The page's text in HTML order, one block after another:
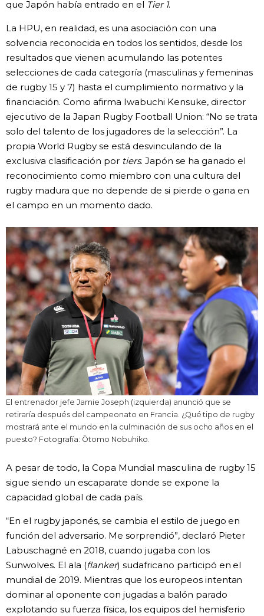
que Japón había entrado en el Tier 1.
La HPU, en realidad, es una asociación con una
solvencia reconocida en todos los sentidos, desde los
resultados que vienen acumulando las potentes
selecciones de cada categoría (masculinas y femeninas
de rugby 15 y 7) hasta el cumplimiento normativo y la
financiación. Como afirma Iwabuchi Kensuke, director
ejecutivo de la Japan Rugby Football Union: “No se trata
solo del talento de los jugadores de la selección”. La
propia World Rugby se está desvinculando de la
exclusiva clasificación por tiers. Japón se ha ganado el
reconocimiento como miembro con una cultura del
rugby madura que no depende de si pierde o gana en
el campo en un momento dado.
El entrenador jefe Jamie Joseph (izquierda) anunció que se
retiraría después del campeonato en Francia. ¿Qué tipo de rugby
mostrará ante el mundo en la culminación de sus ocho años en el
puesto? Fotografía: Ōtomo Nobuhiko.
A pesar de todo, la Copa Mundial masculina de rugby 15
sigue siendo un escaparate donde se expone la
capacidad global de cada país.
“En el rugby japonés, se cambia el estilo de juego en
función del adversario. Me sorprendió”, declaró Pieter
Labuschagné en 2018, cuando jugaba con los
Sunwolves. El ala (flanker) sudafricano participó en el
mundial de 2019. Mientras que los europeos intentan
dominar al oponente con jugadas a balón parado
explotando su fuerza física, los equipos del hemisferio